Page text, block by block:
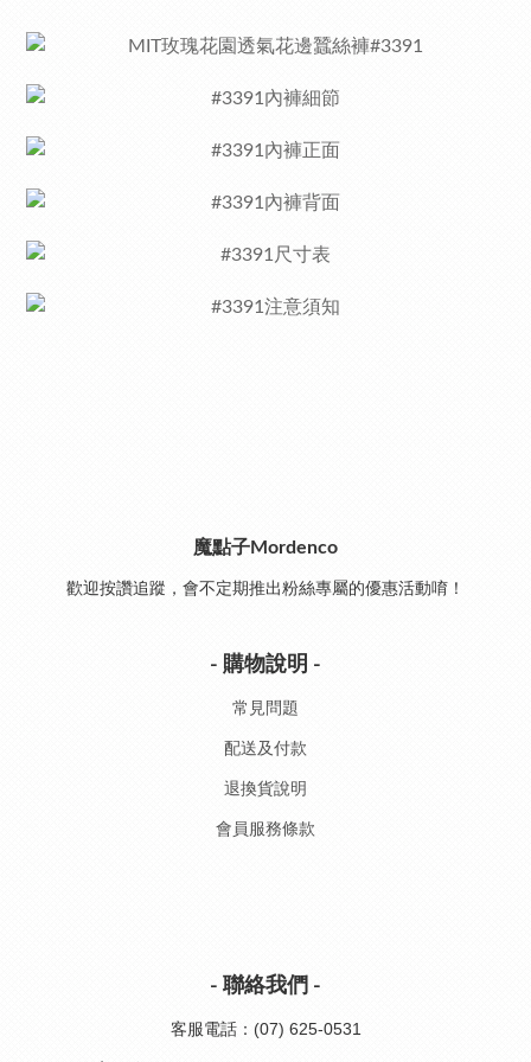
魔點子Mordenco
歡迎按讚追蹤，會不定期推出粉絲專屬的優惠活動唷！
- 購物說明 -
常見問題
配送及付款
退換貨說明
會員服務條款
- 聯絡我們 -
客服電話：(07) 625-0531